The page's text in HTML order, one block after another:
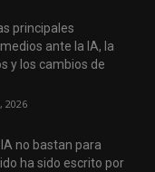
principales
ante la IA, la
y los cambios de
2026
no bastan para
ha sido escrito por